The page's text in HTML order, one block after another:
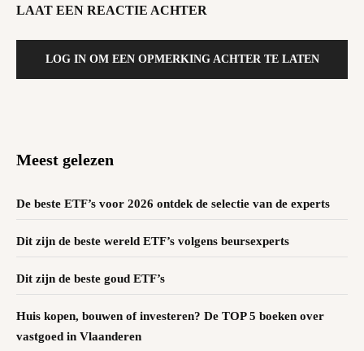
LAAT EEN REACTIE ACHTER
LOG IN OM EEN OPMERKING ACHTER TE LATEN
Meest gelezen
De beste ETF’s voor 2026 ontdek de selectie van de experts
Dit zijn de beste wereld ETF’s volgens beursexperts
Dit zijn de beste goud ETF’s
Huis kopen, bouwen of investeren? De TOP 5 boeken over
vastgoed in Vlaanderen